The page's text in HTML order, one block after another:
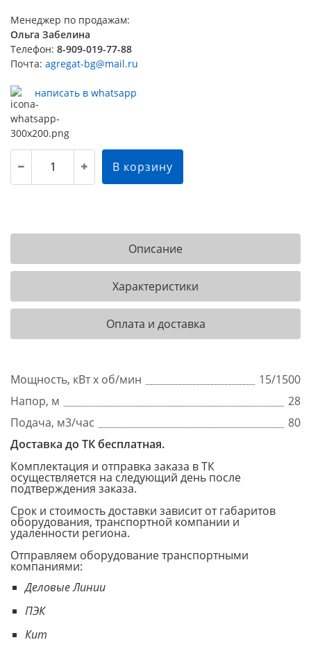
Менеджер по продажам:
Ольга Забелина
Телефон: 8-909-019-77-88
Почта: agregat-bg@mail.ru
написать в whatsapp
В корзину
Описание
Характеристики
Оплата и доставка
Мощность, кВт x об/мин
15/1500
Напор, м
28
Подача, м3/час
80
Доставка до ТК бесплатная.
Комплектация и отправка заказа в ТК
осуществляется на следующий день после
подтверждения заказа.
Срок и стоимость доставки зависит от габаритов
оборудования, транспортной компании и
удаленности региона.
Отправляем оборудование транспортными
компаниями:
Деловые Линии
ПЭК
Кит